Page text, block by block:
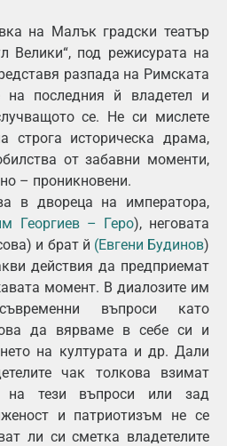
на Малък градски театър
Велики“, под режисурата на
разпада на Римската
на последния й владетел и
се. Не си мислете
строга историческа драма,
от забавни моменти,
– проникновени.
в двореца на императора,
Георгиев – Геро), неговата
и брат й (Евгени Будинов)
действия да предприемат
момент. В диалозите им
въпроси като
да вярваме в себе си и
на културата и др. Дали
чак толкова взимат
на тези въпроси или зад
и патриотизъм не се
ли си сметка владетелите